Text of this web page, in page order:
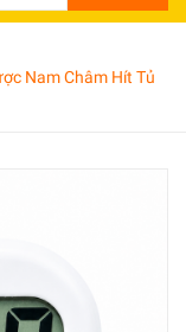
Nam Châm Hít Tủ